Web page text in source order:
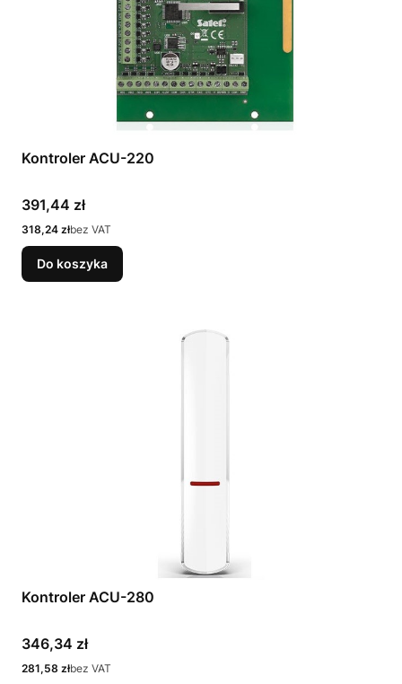
Kontroler ACU-220
Cena
391,44 zł
Cena
318,24 złbez VAT
Do koszyka
Kontroler ACU-280
Cena
346,34 zł
Cena
281,58 złbez VAT